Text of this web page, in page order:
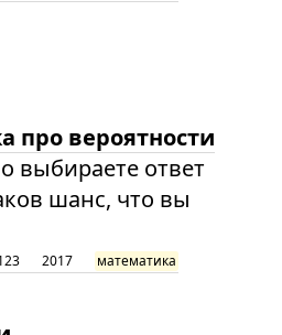
про вероятности
выбираете ответ
шанс, что вы
2017 математика